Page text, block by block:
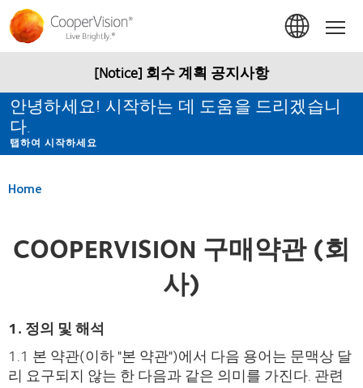
요
콘
텐
건
너
뛰
기
[Notice] 회수 계획 공지사항
안녕하세요! 시작하는 데 도움을 드리겠습니
다.
탭하여 시작하세요
Home
COOPERVISION 구매약관 (회
사)
1. 정의 및 해석
1.1 본 약관(이하 "본 약관")에서 다음 용어는 문맥상 달
리 요구되지 않는 한 다음과 같은 의미를 가진다. 관련